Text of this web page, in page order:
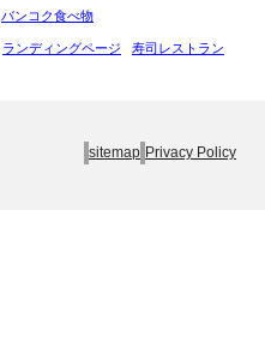
バンコク食べ物
ランディングページ 寿司レストラン
sitemap Privacy Policy